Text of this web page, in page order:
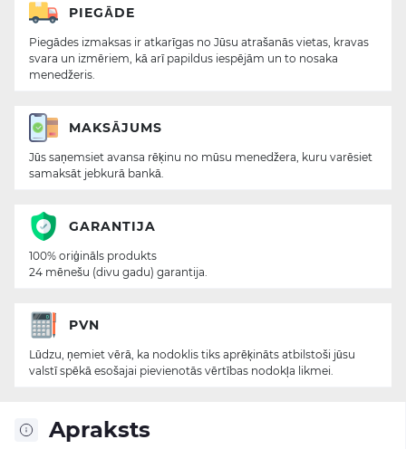
Apraksts
PIEGĀDE
Piegādes izmaksas ir atkarīgas no Jūsu atrašanās vietas, kravas
svara un izmēriem, kā arī papildus iespējām un to nosaka
menedžeris.
MAKSĀJUMS
Jūs saņemsiet avansa rēķinu no mūsu menedžera, kuru varēsiet
samaksāt jebkurā bankā.
GARANTIJA
100% oriģināls produkts
24 mēnešu (divu gadu) garantija.
PVN
Lūdzu, ņemiet vērā, ka nodoklis tiks aprēķināts atbilstoši jūsu
valstī spēkā esošajai pievienotās vērtības nodokļa likmei.